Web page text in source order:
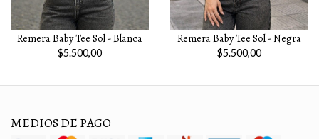
Remera Baby Tee Sol - Blanca
$5.500,00
Remera Baby Tee Sol - Negra
$5.500,00
MEDIOS DE PAGO